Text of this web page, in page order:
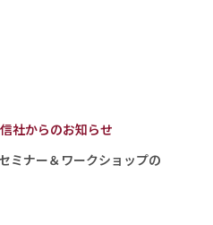
社からのお知らせ
ナー＆ワークショップの